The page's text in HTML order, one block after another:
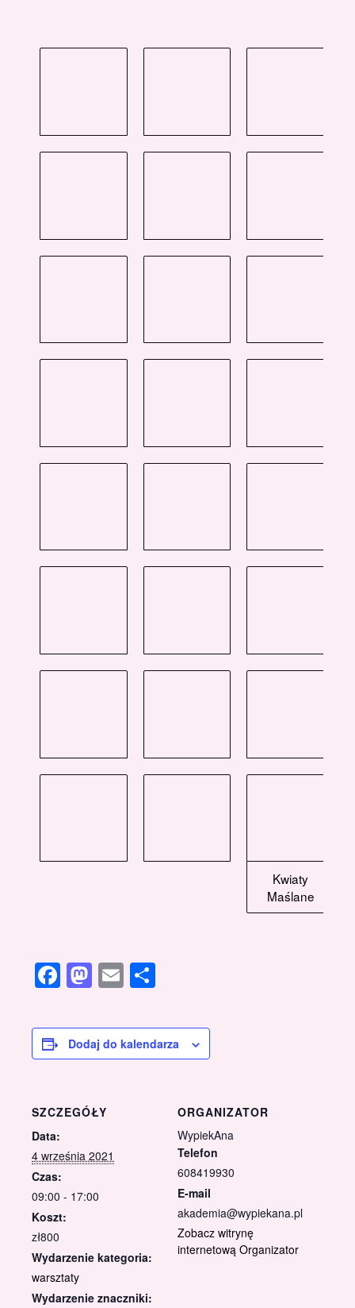
Kwiaty
Maślane
Facebook
Mastodon
Email
Dodaj do kalendarza
SZCZEGÓŁY
Data:
4 września 2021
Czas:
09:00 - 17:00
Koszt:
zł800
Wydarzenie kategoria:
warsztaty
Wydarzenie znaczniki:
ORGANIZATOR
WypiekAna
Telefon
608419930
E-mail
akademia@wypiekana.pl
Zobacz witrynę
internetową Organizator